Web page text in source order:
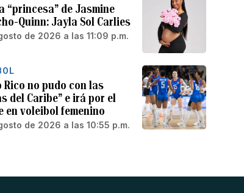
“princesa” de Jasmine
Quinn: Jayla Sol Carlies
de 2026 a las 11:09 p.m.
Rico no pudo con las
del Caribe” e irá por el
en voleibol femenino
de 2026 a las 10:55 p.m.